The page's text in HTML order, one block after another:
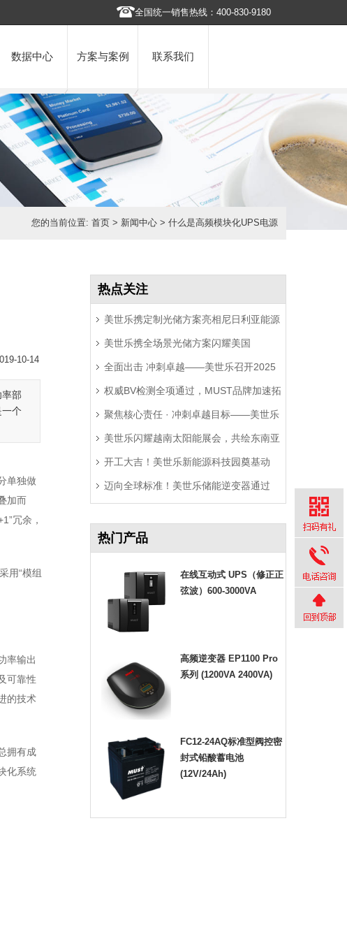
全国统一销售热线：400-830-9180
数据中心 方案与案例 联系我们
您的当前位置:首页 > 新闻中心 > 什么是高频模块化UPS电源
10-14
部
个
单独做
加而
冗余，
用“模组
率输出
可靠性
的技术
拥有成
化系统
热点关注
美世乐携定制光储方案亮相尼日利亚能源
展，精准破解西非用电难题
美世乐携全场景光储方案闪耀美国
RE+展，深耕北美赋能零碳转型
全面出击 冲刺卓越——美世乐召开2025
年中营销工作会议
权威BV检测全项通过，MUST品牌加速拓
局拉美市场
聚焦核心责任 · 冲刺卓越目标——美世乐
2025年中会议圆满举行
美世乐闪耀越南太阳能展会，共绘东南亚
绿色能源新图景
开工大吉！美世乐新能源科技园奠基动
工，迈向全球绿色智造新征程
迈向全球标准！美世乐储能逆变器通过
热门产品
在线互动式 UPS（修正正
弦波）600-3000VA
高频逆变器 EP1100 Pro
系列 (1200VA 2400VA)
FC12-24AQ标准型阀控密
封式铅酸蓄电池
(12V/24Ah)